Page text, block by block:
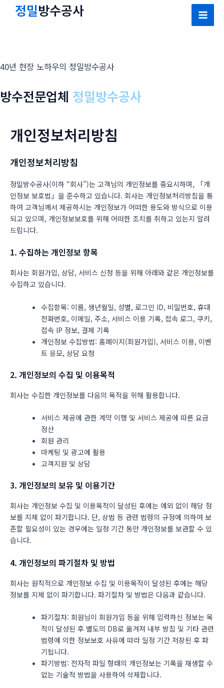
너
기
정밀방수공사
Main
40년 현장 노하우의 정밀방수공사
방수전문업체 정밀방수공사
개인정보처리방침
개인정보처리방침
정밀방수공사(이하 “회사”)는 고객님의 개인정보를 중요시하며, 「개
인정보 보호법」을 준수하고 있습니다. 회사는 개인정보처리방침을 통
하여 고객님께서 제공하시는 개인정보가 어떠한 용도와 방식으로 이용
되고 있으며, 개인정보보호를 위해 어떠한 조치를 취하고 있는지 알려
드립니다.
1. 수집하는 개인정보 항목
회사는 회원가입, 상담, 서비스 신청 등을 위해 아래와 같은 개인정보를
수집하고 있습니다.
수집항목: 이름, 생년월일, 성별, 로그인 ID, 비밀번호, 휴대
전화번호, 이메일, 주소, 서비스 이용 기록, 접속 로그, 쿠키,
접속 IP 정보, 결제 기록
개인정보 수집방법: 홈페이지(회원가입), 서비스 이용, 이벤
트 응모, 상담 요청
2. 개인정보의 수집 및 이용목적
회사는 수집한 개인정보를 다음의 목적을 위해 활용합니다.
서비스 제공에 관한 계약 이행 및 서비스 제공에 따른 요금
정산
회원 관리
마케팅 및 광고에 활용
고객지원 및 상담
3. 개인정보의 보유 및 이용기간
회사는 개인정보 수집 및 이용목적이 달성된 후에는 예외 없이 해당 정
보를 지체 없이 파기합니다. 단, 상법 등 관련 법령의 규정에 의하여 보
존할 필요성이 있는 경우에는 일정 기간 동안 개인정보를 보관할 수 있
습니다.
4. 개인정보의 파기절차 및 방법
회사는 원칙적으로 개인정보 수집 및 이용목적이 달성된 후에는 해당
정보를 지체 없이 파기합니다. 파기절차 및 방법은 다음과 같습니다.
파기절차: 회원님이 회원가입 등을 위해 입력하신 정보는 목
적이 달성된 후 별도의 DB로 옮겨져 내부 방침 및 기타 관련
법령에 의한 정보보호 사유에 따라 일정 기간 저장된 후 파
기됩니다.
파기방법: 전자적 파일 형태의 개인정보는 기록을 재생할 수
없는 기술적 방법을 사용하여 삭제합니다.